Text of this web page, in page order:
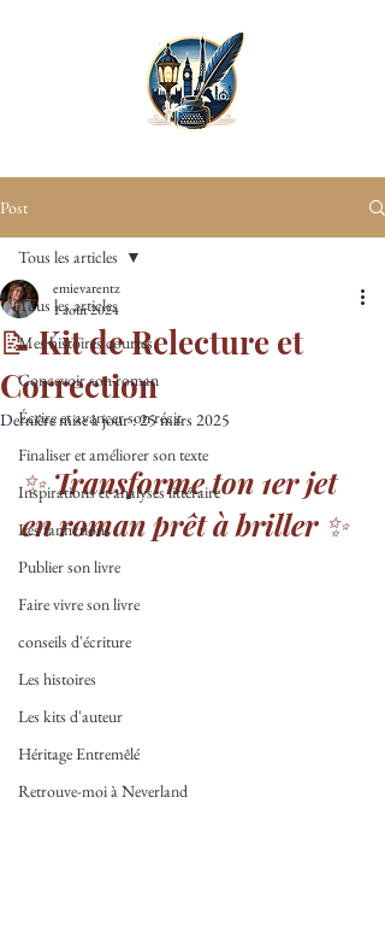
Post
Tous les articles
Mes histoires courtes
Concevoir son roman
Écrire et avancer son récit
Finaliser et améliorer son texte
Inspirations et analyses littéraire
Les fanfictions
Publier son livre
Faire vivre son livre
conseils d'écriture
Les histoires
Les kits d'auteur
Héritage Entremêlé
Retrouve-moi à Neverland
Tous les articles
📝 Kit de Relecture et
Correction
emievarentz
1 août 2024
Dernière mise à jour :25 mars 2025
✨ Transforme ton 1er jet
en roman prêt à briller ✨